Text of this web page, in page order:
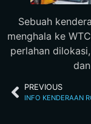
Sebuah
menghala ke
perlahan
PREVIOUS